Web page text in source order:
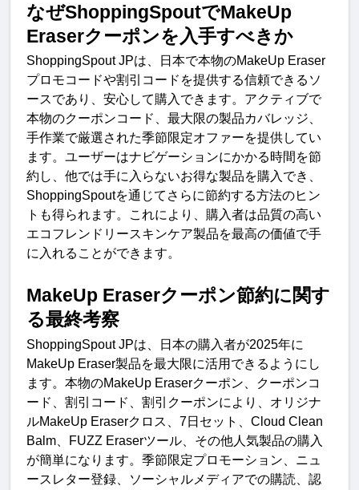
なぜShoppingSpoutでMakeUp
Eraserクーポンを入手すべきか
ShoppingSpout JPは、日本で本物のMakeUp Eraser
プロモコードや割引コードを提供する信頼できるソ
ースであり、安心して購入できます。アクティブで
本物のクーポンコード、最大限の製品カバレッジ、
手作業で厳選された季節限定オファーを提供してい
ます。ユーザーはナビゲーションにかかる時間を節
約し、他では手に入らないお得な製品を購入でき、
ShoppingSpoutを通じてさらに節約する方法のヒン
トも得られます。これにより、購入者は品質の高い
エコフレンドリースキンケア製品を最高の価値で手
に入れることができます。
MakeUp Eraserクーポン節約に関す
る最終考察
ShoppingSpout JPは、日本の購入者が2025年に
MakeUp Eraser製品を最大限に活用できるようにし
ます。本物のMakeUp Eraserクーポン、クーポンコ
ード、割引コード、割引クーポンにより、オリジナ
ルMakeUp Eraserクロス、 7日セット、 Cloud Clean
Balm
FUZZ Eraserツール、その他人気製品の購入
が簡単になります。季節限定プロモーション、ニュ
ースレター登録、ソーシャルメディアでの購読、認